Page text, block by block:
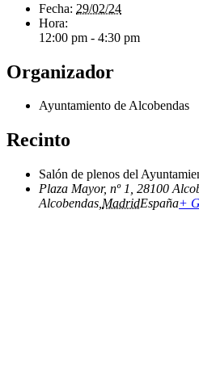
Fecha: 29/02/24
Hora:
12:00 pm - 4:30 pm
Organizador
Ayuntamiento de Alcobendas
Recinto
Salón de plenos del
Plaza Mayor, nº 1, 28100
Alcobendas MadridEspaña+